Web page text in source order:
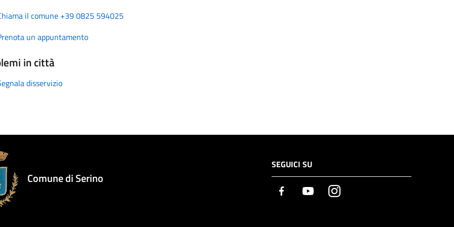
il comune +39 0825 594025
un appuntamento
in città
disservizio
Comune di Serino
SEGUICI SU
Facebook YoutubeInstagram